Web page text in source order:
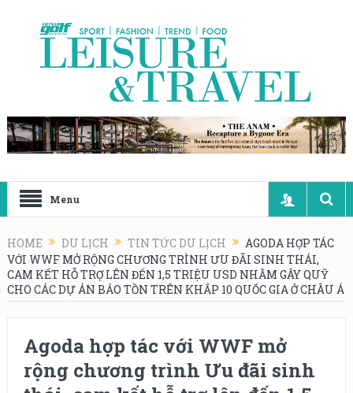
Menu
HOME DU LỊCH TIN TỨC DU LỊCH
AGODA HỢP TÁC
VỚI WWF MỞ RỘNG CHƯƠNG TRÌNH ƯU ĐÃI SINH THÁI,
CAM KẾT HỖ TRỢ LÊN ĐẾN 1,5 TRIỆU USD NHẰM GÂY QUỸ
CHO CÁC DỰ ÁN BẢO TỒN TRÊN KHẮP 10 QUỐC GIA Ở CHÂU Á
Agoda hợp tác với WWF mở
rộng chương trình Ưu đãi sinh